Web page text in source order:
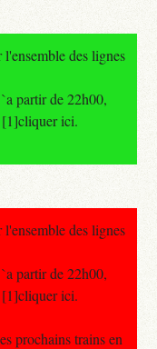
des lignes
partir de 22h00,
ici.
des lignes
partir de 22h00,
ici.
prochains trains en